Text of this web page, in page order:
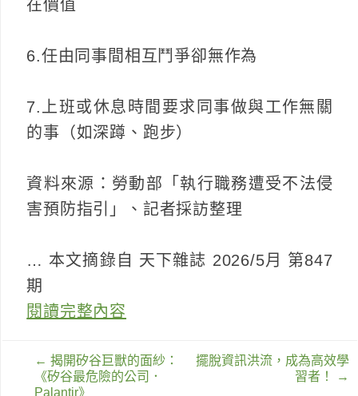
在價值
6.任由同事間相互鬥爭卻無作為
7.上班或休息時間要求同事做與工作無關
的事（如深蹲、跑步）
資料來源：勞動部「執行職務遭受不法侵
害預防指引」、記者採訪整理
… 本文摘錄自 天下雜誌 2026/5月 第847
期
閱讀完整內容
文
章
導
← 揭開矽谷巨獸的面紗：
《矽谷最危險的公司．
Palantir》
擺脫資訊洪流，成為高效學
習者！
→